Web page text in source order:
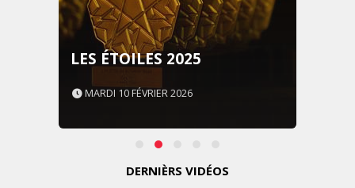
LES ÉTOILES 2025
MARDI 10 FÉVRIER 2026
DERNIÈRS VIDÉOS